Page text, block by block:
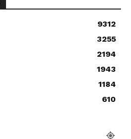
9312
3255
2194
1943
1184
610